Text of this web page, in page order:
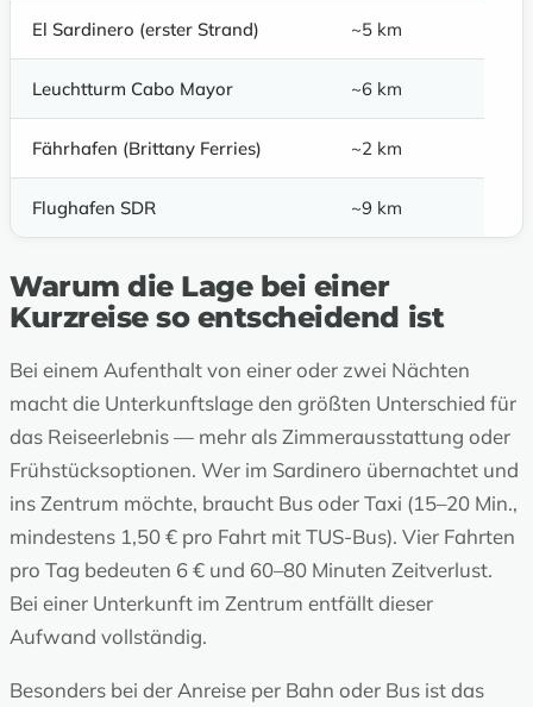
El Sardinero (erster Strand) ~5 km
Leuchtturm Cabo Mayor ~6 km
Fährhafen (Brittany Ferries) ~2 km
Flughafen SDR ~9 km
Warum die Lage bei einer
Kurzreise so entscheidend ist
Bei einem Aufenthalt von einer oder zwei Nächten
macht die Unterkunftslage den größten Unterschied für
das Reiseerlebnis — mehr als Zimmerausstattung oder
Frühstücksoptionen. Wer im Sardinero übernachtet und
ins Zentrum möchte, braucht Bus oder Taxi (15–20 Min.,
mindestens 1,50 € pro Fahrt mit TUS-Bus). Vier Fahrten
pro Tag bedeuten 6 € und 60–80 Minuten Zeitverlust.
Bei einer Unterkunft im Zentrum entfällt dieser
Aufwand vollständig.
Besonders bei der Anreise per Bahn oder Bus ist das